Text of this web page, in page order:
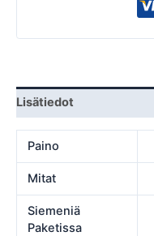
Lisätiedot
Paino
Mitat
Siemeniä
Paketissa